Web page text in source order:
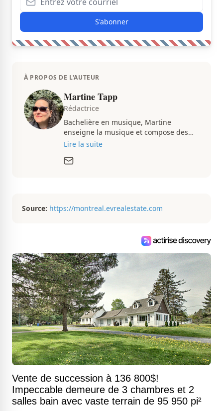
S'abonner
À PROPOS DE L'AUTEUR
Martine Tapp
Rédactrice
Bachelière en musique, Martine
enseigne la musique et compose des
pièces musicales pendant ses temps
d’aménagement intérieur, elle suit de
Lire la suite
Source: https://montreal.evrealestate.com
Vente de succession à 136 800$!
Impeccable demeure de 3 chambres et 2
salles bain avec vaste terrain de 95 950 pi²